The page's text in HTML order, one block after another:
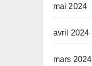
mai 2024
avril 2024
mars 2024